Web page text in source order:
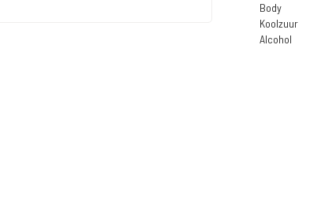
Body
Koolzuur
Alcohol